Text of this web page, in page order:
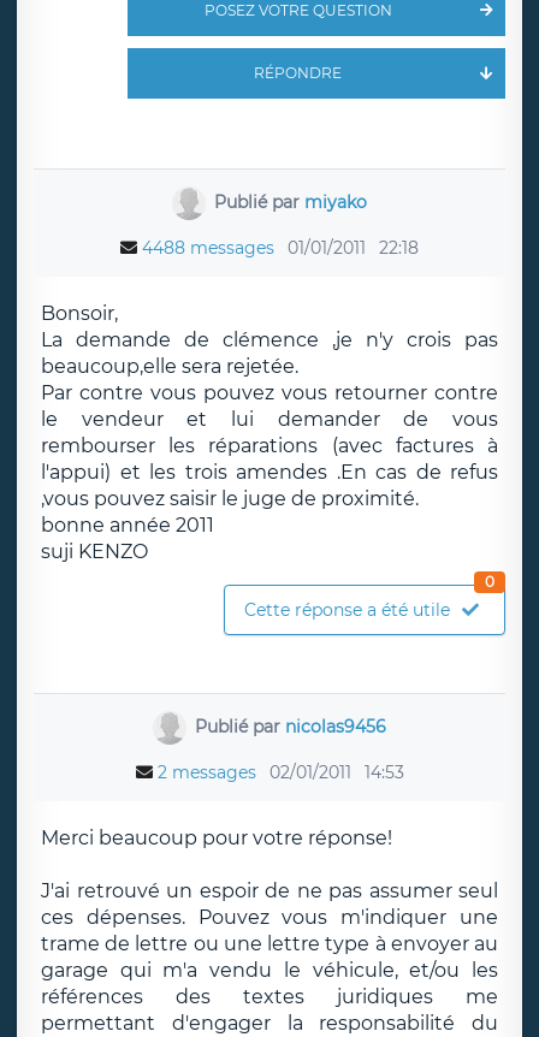
POSEZ VOTRE QUESTION
RÉPONDRE
Publié par miyako
4488 messages 01/01/2011 22:18
Bonsoir,
La demande de clémence ,je n'y crois pas
beaucoup,elle sera rejetée.
Par contre vous pouvez vous retourner contre
le vendeur et lui demander de vous
rembourser les réparations (avec factures à
l'appui) et les trois amendes .En cas de refus
,vous pouvez saisir le juge de proximité.
bonne année 2011
suji KENZO
Cette réponse a été utile
0
Publié par nicolas9456
2 messages 02/01/2011 14:53
Merci beaucoup pour votre réponse!
J'ai retrouvé un espoir de ne pas assumer seul
ces dépenses. Pouvez vous m'indiquer une
trame de lettre ou une lettre type à envoyer au
garage qui m'a vendu le véhicule, et/ou les
références des textes juridiques me
permettant d'engager la responsabilité du